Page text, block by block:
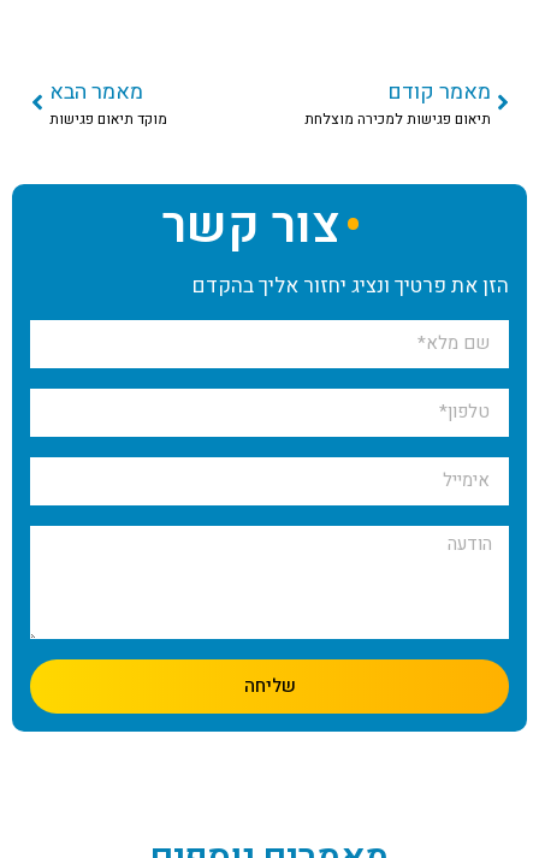
מאמר קודם
תיאום פגישות למכירה מוצלחת
מאמר הבא
מוקד תיאום פגישות
צור קשר
הזן את פרטיך ונציג יחזור אליך בהקדם
שליחה